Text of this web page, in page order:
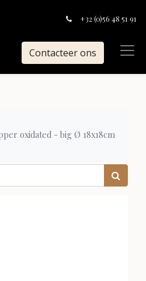
+32 (0)56 48 51 91
Contacteer ons
oxidated - big Ø 18x18cm